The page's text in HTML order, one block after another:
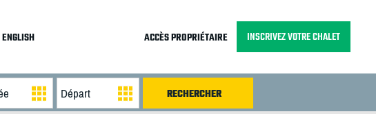
ENGLISH ACCÈS PROPRIÉTAIRE INSCRIVEZ VOTRE CHALET